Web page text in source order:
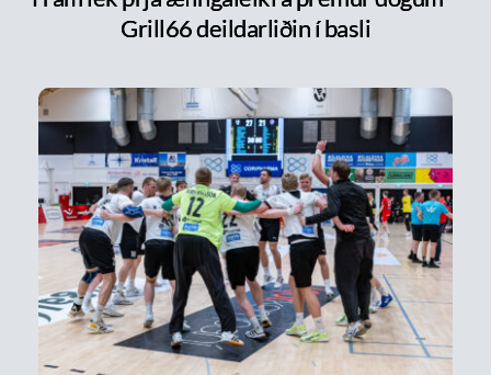
Grill66 deildarliðin í basli